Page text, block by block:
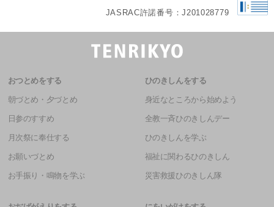
JASRAC許諾番号：J201028779
おつとめをする
朝づとめ・夕づとめ
日参のすすめ
月次祭に奉仕する
お願いづとめ
お手振り・鳴物を学ぶ
ひのきしんをする
身近なところから始めよう
全教一斉ひのきしんデー
ひのきしんを学ぶ
福祉に関わるひのきしん
災害救援ひのきしん隊